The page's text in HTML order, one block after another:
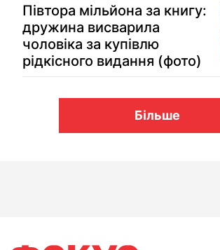
Півтора мільйона за книгу:
дружина висварила
чоловіка за купівлю
рідкісного видання (фото)
Більше